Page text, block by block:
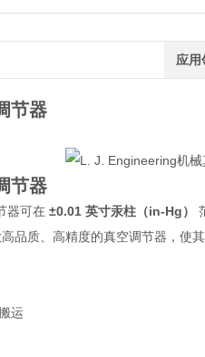
应用
节器
节器
器可在 ±0.01 英寸汞柱（in-Hg）
品质、高精度的真空调节器，使
运